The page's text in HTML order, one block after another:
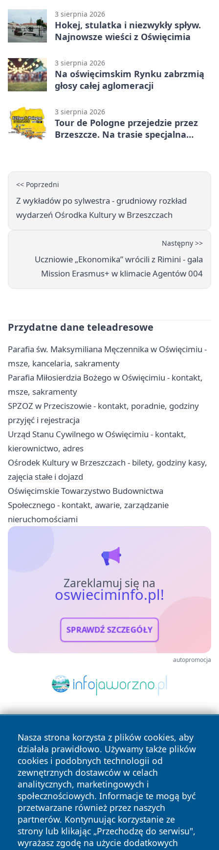
3 sierpnia 2026
Hokej, stulatka i niezwykły spływ.
Najnowsze wieści z Oświęcimia
3 sierpnia 2026
Na oświęcimskim Rynku zabrzmią
głosy całej aglomeracji
3 sierpnia 2026
Tour de Pologne przejedzie przez
Brzeszcze. Na trasie specjalna
<< Poprzedni
Z wykładów po sylwestra - grudniowy rozkład
wydarzeń Ośrodka Kultury w Brzeszczach
Następny >>
Uczniowie „Ekonomika” wrócili z Rimini - gala
Mission Erasmus+ w klimacie Agentów 004
Przydatne dane teleadresowe
Parafia św. Maksymiliana Męczennika w Oświęcimiu -
msze, kancelaria, sakramenty
Parafia Miłosierdzia Bożego w Oświęcimiu - kontakt,
msze, sakramenty
SPZOZ w Przeciszowie - kontakt, poradnie, godziny
przyjęć i rejestracja
Urząd Stanu Cywilnego w Oświęcimiu - kontakt,
kierownictwo, adres
Ośrodek Kultury w Brzeszczach - bilety, godziny kasy,
zajęcia stałe i dojazd
Oświęcimskie Towarzystwo Budownictwa
Społecznego - kontakt, awarie, zarządzanie
nieruchomościami
Zareklamuj się na
oswieciminfo.pl!
SPRAWDŹ SZCZEGÓŁY
autopromocja
Nasza strona korzysta z plików cookies, aby
działała prawidłowo. Używamy także plików
cookies i podobnych technologii od
zewnętrznych dostawców w celach
analitycznych, marketingowych i
społecznościowych. Informacje te mogą być
przetwarzane również przez naszych
partnerów. Kontynuując korzystanie ze
strony lub klikając „Przechodzę do serwisu",
wyrażasz zgodę na użycie dodatkowych
Copyright © 2026 oswieciminfo.pl Wszystkie prawa
zastrzeżone.
News Autorzy
Polityka
Prywatności
Polityka
Cookies